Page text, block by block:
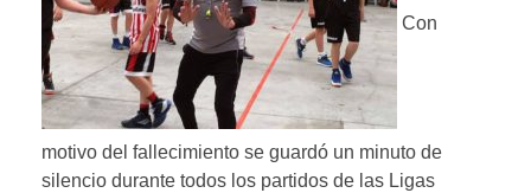
Con
motivo del fallecimiento se guardó un minuto de
silencio durante todos los partidos de las Ligas